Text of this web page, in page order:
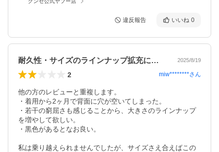
違反報告 いいね 0
耐久性・サイズのラインナップ拡充に期待 2025/8/19
2 miw********さん
他の方のレビューと重複します。
・着用から2ヶ月で背面に穴が空いてしまった。
・若干の窮屈さも感じることから、大きさのラインナップ
を増やして欲しい。
・黒色があるとなお良い。
私は乗り越えられませんでしたが、サイズさえ合えばこの